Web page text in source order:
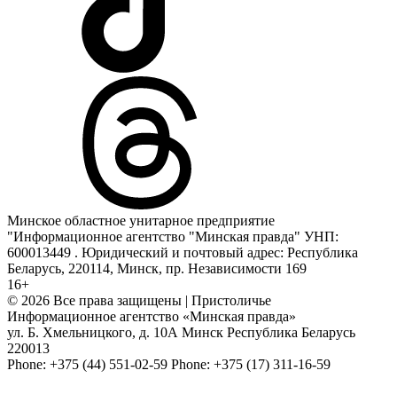
Минское областное унитарное предприятие
"Информационное агентство "Минская правда" УНП:
600013449 . Юридический и почтовый адрес: Республика
Беларусь, 220114, Минск, пр. Независимости 169
16+
© 2026 Все права защищены | Пристоличье
Информационное агентство «Минская правда»
ул. Б. Хмельницкого, д. 10А Минск Республика Беларусь
220013
Phone: +375 (44) 551-02-59 Phone: +375 (17) 311-16-59